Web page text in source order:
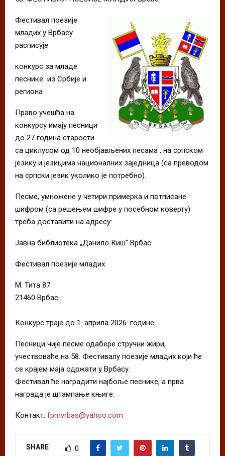
Фестивал поезије
младих у Врбасу
расписује
конкурс за младе
песнике из Србије и
региона
Право учешћа на
конкурсу имају песници
до 27 година старости
са циклусом од 10 необјављених песама , на српском
језику и језицима националних заједница (са преводом
на српски језик уколико је потребно).
Песме, умножене у четири примерка и потписане
шифром (са решењем шифре у посебном коверту)
треба доставити на адресу:
Јавна библиотека „Данило Киш“ Врбас
Фестивал поезије младих
М. Тита 87
21460 Врбас
Конкурс траје до 1. априла 2026. године.
Песници чије песме одабере стручни жири,
учествоваће на 58. Фестивалу поезије младих који ће
се крајем маја одржати у Врбасу.
Фестивал ће наградити најбоље песнике, а прва
награда је штампање књиге.
Контакт: fpmvrbas@yahoo.com
SHARE 0